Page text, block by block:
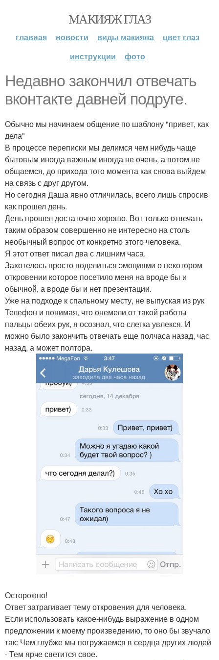
МАКИЯЖ ГЛАЗ
главная новости виды макияжа
цвет глаз
инструкции
фото
Недавно закончил отвечать
вконтакте давней подруге.
Обычно мы начинаем общение по шаблону "привет, как
дела"
В процессе переписки мы делимся чем нибудь чаще
бытовым иногда важным иногда не очень, а потом не
общаемся, до прихода того момента как снова выйдем
на связь с друг другом.
Но сегодня Даша явно отличилась, всего лишь спросив
как прошел день.
День прошел достаточно хорошо. Вот только отвечать
таким образом совершенно не интересно на столь
необычный вопрос от конкретно этого человека.
Я этот ответ писал два с лишним часа.
Захотелось просто поделиться эмоциями о некотором
откровении которое посетило меня на вроде бы и
обычной, а вроде бы и нет презентации.
Уже на подходе к спальному месту, не выпуская из рук
Телефон и понимая, что онемели от такой работы
пальцы обеих рук, я осознал, что слегка увлекся. И
можно было закончить отвечать еще полчаса назад, час
назад, а может полтора.
Осторожно!
Ответ затрагивает тему откровения для человека.
Если использовать какое-нибудь выражение в одном
предложении к моему произведению, то оно бы звучало
так: Чем глубже мы погружаемся в сердца других людей
- Тем ярче светится свое.